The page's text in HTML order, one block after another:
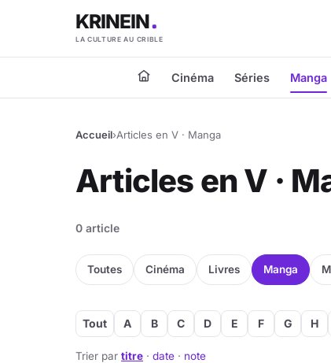
KRINEIN
LA CULTURE AU CRIBLE
Cinéma Séries Manga
Accueil›Articles en V · Manga
Articles en V ·
0 article
Toutes Cinéma Livres Manga
Tout A B C D E F G H
Trier par titre · date · note